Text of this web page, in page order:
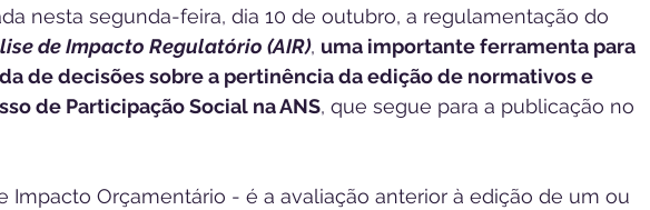
nesta segunda-feira, dia 10 de outubro, a regulamentação do
de Impacto Regulatório (AIR), uma importante ferramenta para
de decisões sobre a pertinência da edição de normativos e
de Participação Social na ANS, que segue para a publicação no
Impacto Orçamentário - é a avaliação anterior à edição de um ou